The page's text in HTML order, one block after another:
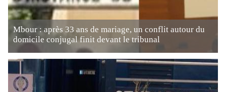
Mbour : après 33 ans de mariage, un conflit autour du
domicile conjugal finit devant le tribunal